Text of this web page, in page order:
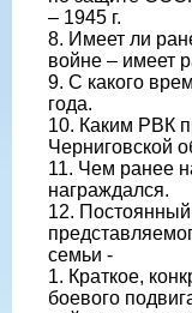
– 1945 г.
8. Имеет ли
войне – имеет
9. С какого
года.
10. Каким РВК
Черниговской
11. Чем ранее
награждался.
12.
семьи -
1. Краткое,
боевого